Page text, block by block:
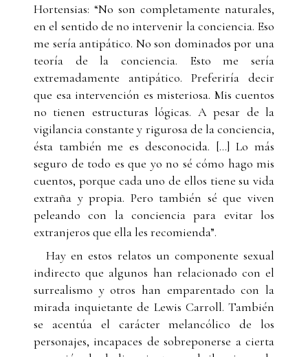
Hortensias: “No son completamente naturales,
en el sentido de no intervenir la conciencia. Eso
me sería antipático. No son dominados por una
teoría de la conciencia. Esto me sería
extremadamente antipático. Preferiría decir
que esa intervención es misteriosa. Mis cuentos
no tienen estructuras lógicas. A pesar de la
vigilancia constante y rigurosa de la conciencia,
ésta también me es desconocida. […] Lo más
seguro de todo es que yo no sé cómo hago mis
cuentos, porque cada uno de ellos tiene su vida
extraña y propia. Pero también sé que viven
peleando con la conciencia para evitar los
extranjeros que ella les recomienda”.
Hay en estos relatos un componente sexual
indirecto que algunos han relacionado con el
surrealismo y otros han emparentado con la
mirada inquietante de Lewis Carroll. También
se acentúa el carácter melancólico de los
personajes, incapaces de sobreponerse a cierta